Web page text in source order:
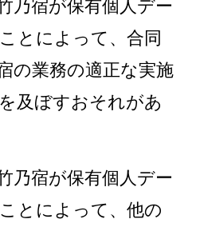
乃宿が保有個人デー
とによって、合同
の業務の適正な実施
及ぼすおそれがあ
乃宿が保有個人デー
とによって、他の